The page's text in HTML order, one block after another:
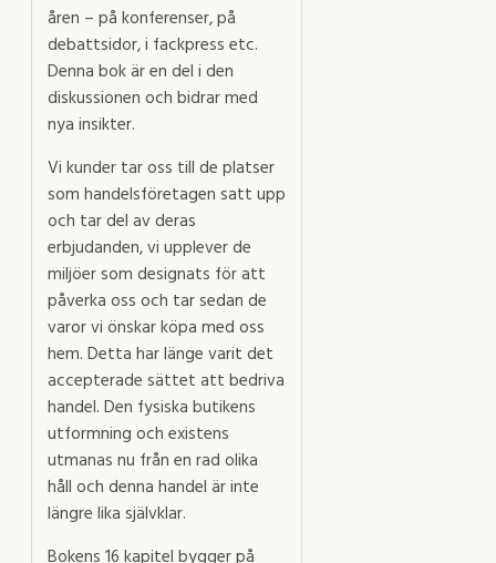
åren – på konferenser, på
debattsidor, i fackpress etc.
Denna bok är en del i den
diskussionen och bidrar med
nya insikter.
Vi kunder tar oss till de platser
som handelsföretagen satt upp
och tar del av deras
erbjudanden, vi upplever de
miljöer som designats för att
påverka oss och tar sedan de
varor vi önskar köpa med oss
hem. Detta har länge varit det
accepterade sättet att bedriva
handel. Den fysiska butikens
utformning och existens
utmanas nu från en rad olika
håll och denna handel är inte
längre lika självklar.